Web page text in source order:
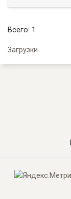
Всего: 1
Загрузки